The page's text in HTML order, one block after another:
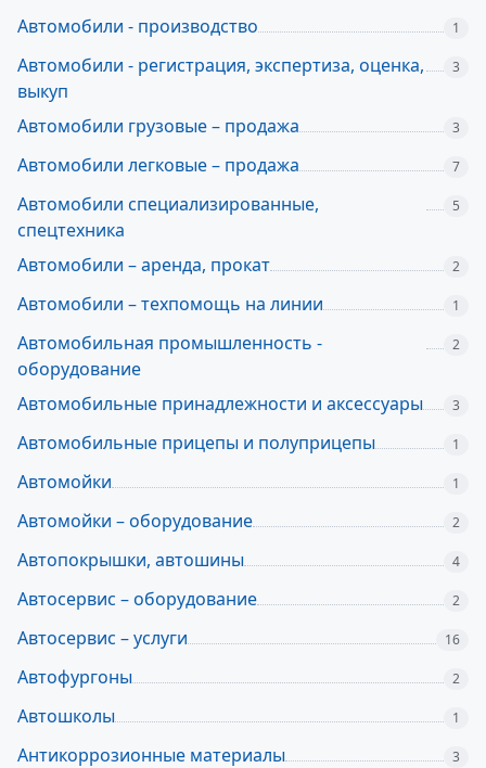
Автомобили - производство 1
Автомобили - регистрация, экспертиза, оценка,
выкуп
3
Автомобили грузовые – продажа 3
Автомобили легковые – продажа 7
Автомобили специализированные,
спецтехника
5
Автомобили – аренда, прокат 2
Автомобили – техпомощь на линии 1
Автомобильная промышленность -
оборудование
2
Автомобильные принадлежности и аксессуары 3
Автомобильные прицепы и полуприцепы 1
Автомойки 1
Автомойки – оборудование 2
Автопокрышки, автошины 4
Автосервис – оборудование 2
Автосервис – услуги 16
Автофургоны 2
Автошколы 1
Антикоррозионные материалы 3